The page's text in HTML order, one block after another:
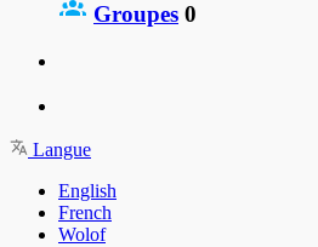
Groupes 0
Langue
English
French
Wolof